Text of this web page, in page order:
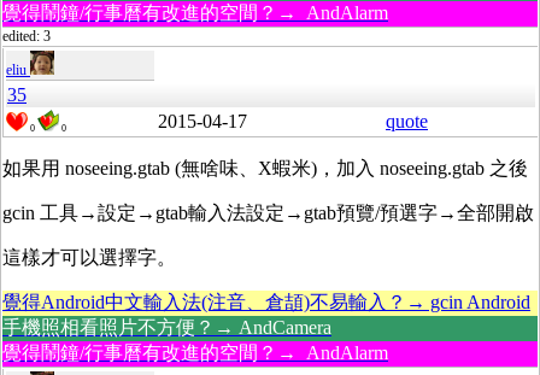
覺得鬧鐘/行事曆有改進的空間？→ AndAlarm
edited: 3
eliu
35
0 0 2015-04-17 quote
如果用 noseeing.gtab (無啥味、X蝦米)，加入 noseeing.gtab 之後
gcin 工具→設定→gtab輸入法設定→gtab預覽/預選字→全部開啟
這樣才可以選擇字。
覺得Android中文輸入法(注音、倉頡)不易輸入？→ gcin Android
手機照相看照片不方便？→ AndCamera
覺得鬧鐘/行事曆有改進的空間？→ AndAlarm